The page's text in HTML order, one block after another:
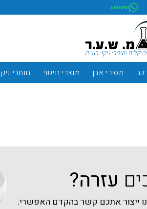
וואטסאפ
מסירי אבן מוצרי חיטוי חומרי
עזרה?
ייצור אתכם קשר בהקדם האפשרי.